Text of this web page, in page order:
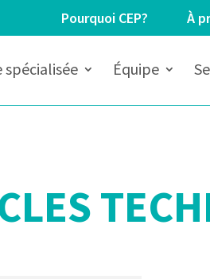
Pourquoi CEP? À
spécialisée Équipe